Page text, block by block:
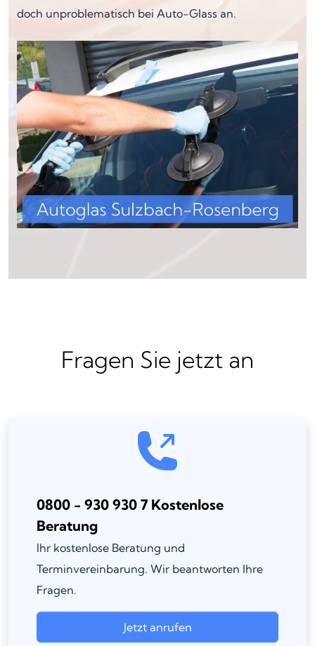
doch unproblematisch bei Auto-Glass an.
Fragen Sie jetzt an
0800 - 930 930 7 Kostenlose
Beratung
Ihr kostenlose Beratung und
Terminvereinbarung. Wir beantworten Ihre
Fragen.
Jetzt anrufen